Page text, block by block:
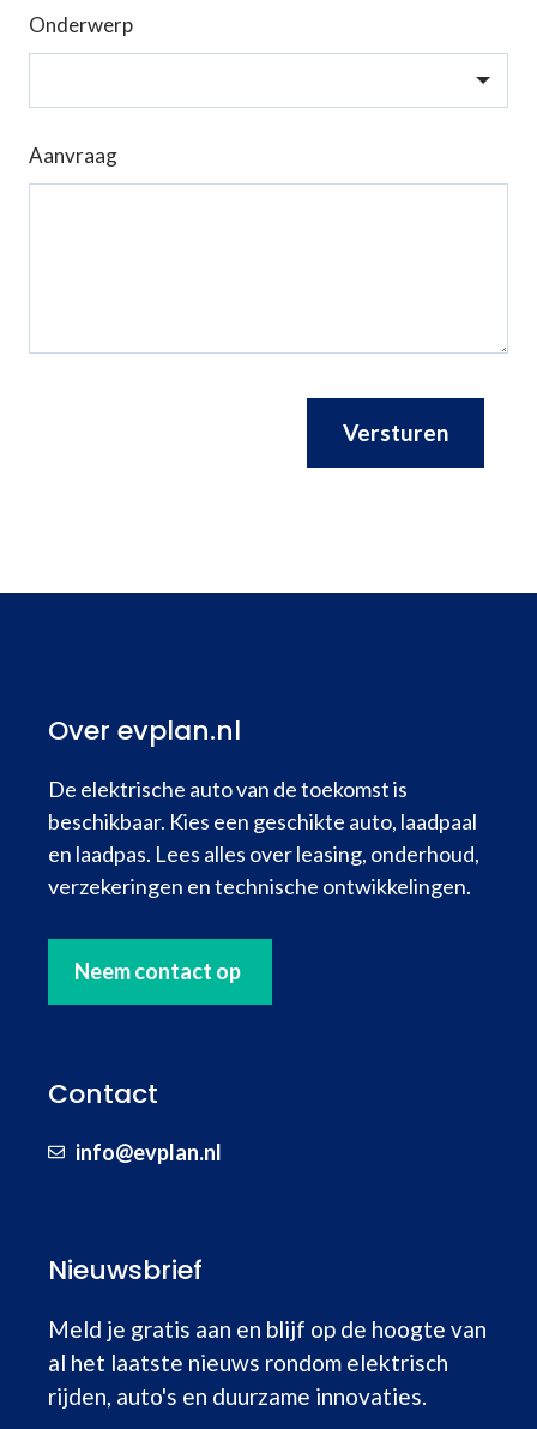
Onderwerp
Aanvraag
Versturen
Over evplan.nl
De elektrische auto van de toekomst is
beschikbaar. Kies een geschikte auto, laadpaal
en laadpas. Lees alles over leasing, onderhoud,
verzekeringen en technische ontwikkelingen.
Neem contact op
Contact
info@evplan.nl
Nieuwsbrief
Meld je gratis aan en blijf op de hoogte van
al het laatste nieuws rondom elektrisch
rijden, auto's en duurzame innovaties.